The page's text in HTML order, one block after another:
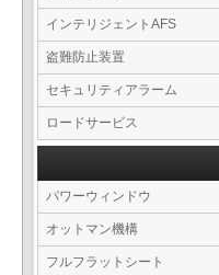
インテリジェントAFS
盗難防止装置
セキュリティアラーム
ロードサービス
パワーウィンドウ
オットマン機構
フルフラットシート